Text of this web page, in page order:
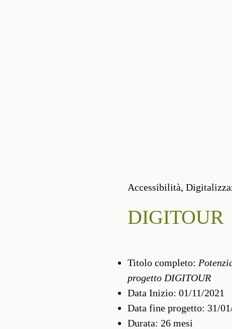
Accessibilità,
DIGITOUR
Titolo completo:
progetto DIGITOUR
Data Inizio: 01/11/2021
Data fine progetto: 31/
Durata: 26 mesi